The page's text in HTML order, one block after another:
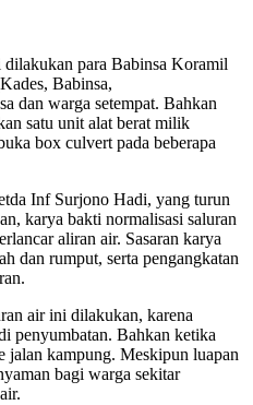
dilakukan para Babinsa Koramil
Babinsa,
dan warga setempat. Bahkan
satu unit alat berat milik
box culvert pada beberapa
Inf Surjono Hadi, yang turun
karya bakti normalisasi saluran
aliran air. Sasaran karya
dan rumput, serta pengangkatan
air ini dilakukan, karena
penyumbatan. Bahkan ketika
jalan kampung. Meskipun luapan
bagi warga sekitar